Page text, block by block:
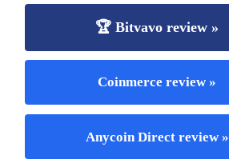
🏆 Bitvavo review »
Coinmerce review »
Anycoin Direct review »